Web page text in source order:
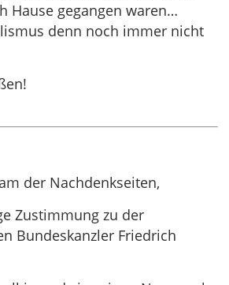
Hause gegangen waren…
denn noch immer nicht
der Nachdenkseiten,
Zustimmung zu der
Bundeskanzler Friedrich